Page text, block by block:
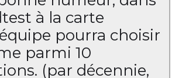
à la carte
pourra choisir
parmi 10
(par décennie,